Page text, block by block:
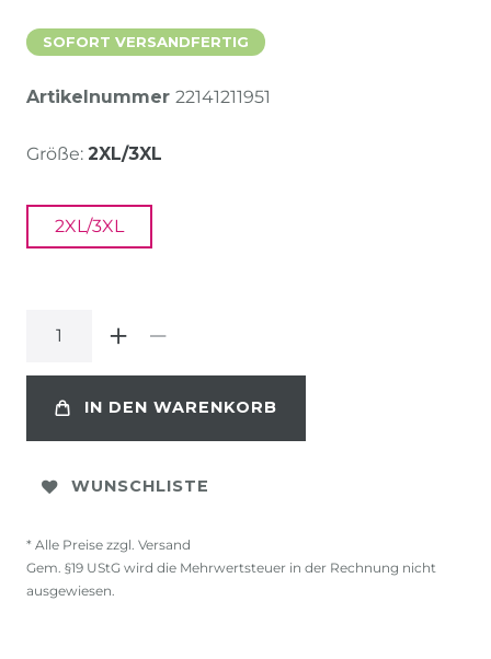
SOFORT VERSANDFERTIG
Artikelnummer 22141211951
Größe: 2XL/3XL
2XL/3XL
IN DEN WARENKORB
WUNSCHLISTE
* Alle Preise zzgl. Versand
Gem. §19 UStG wird die Mehrwertsteuer in der Rechnung nicht
ausgewiesen.